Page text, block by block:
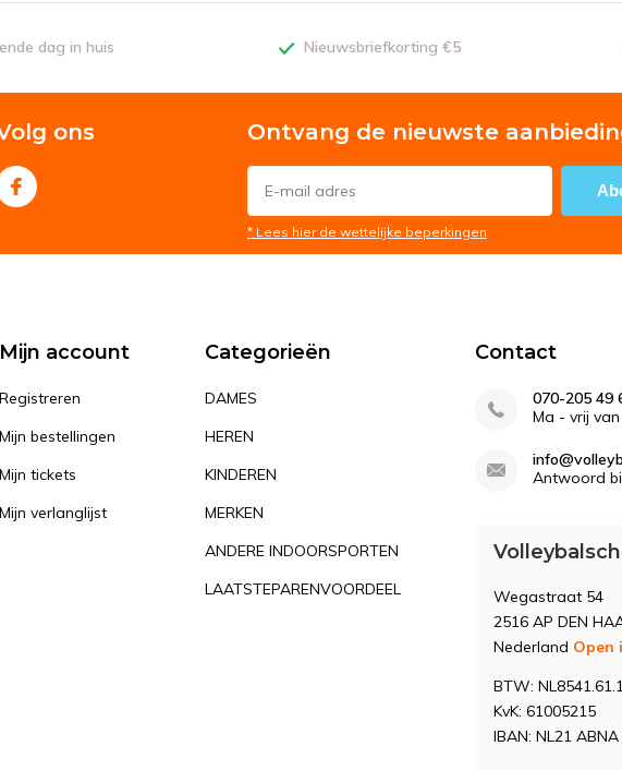
dag in huis Nieuwsbriefkorting €5
ons Ontvang de nieuwste
* Lees hier de wettelijke beperkingen
Mijn account
Registreren
Mijn bestellingen
Mijn tickets
Mijn verlanglijst
Categorieën
DAMES
HEREN
KINDEREN
MERKEN
ANDERE INDOORSPORTEN
LAATSTEPARENVOORDEEL
Contact
070-205 49
Ma - vrij
Antwoord
Wegastraat 54
2516 AP DEN
Nederland Open
BTW:
KvK: 61005215
IBAN: NL21